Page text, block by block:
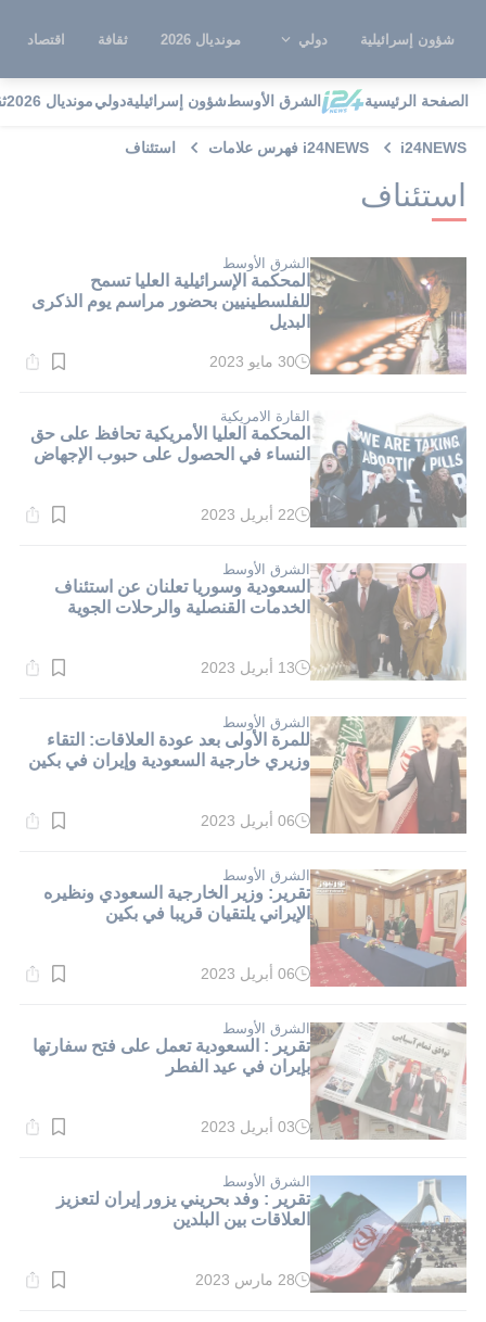
شؤون إسرائيلية دولي مونديال 2026 ثقافة اقتصاد
الصفحة الرئيسية الشرق الأوسطشؤون إسرائيليةدوليمونديال 2026
i24NEWS i24NEWS فهرس علامات استئناف
استئناف
الشرق الأوسط
المحكمة الإسرائيلية العليا تسمح
للفلسطينيين بحضور مراسم يوم الذكرى
البديل
وقت
دقيقة.
30 مايو 2023
القارة الامريكية
المحكمة العليا الأمريكية تحافظ على حق
النساء في الحصول على حبوب الإجهاض
وقت
دقيقة.
22 أبريل 2023
الشرق الأوسط
السعودية وسوريا تعلنان عن استئناف
الخدمات القنصلية والرحلات الجوية
وقت
دقيقة.
13 أبريل 2023
الشرق الأوسط
للمرة الأولى بعد عودة العلاقات: التقاء
وزيري خارجية السعودية وإيران في بكين
وقت
دقيقة.
06 أبريل 2023
الشرق الأوسط
تقرير: وزير الخارجية السعودي ونظيره
الإيراني يلتقيان قريبا في بكين
وقت
دقيقة.
06 أبريل 2023
الشرق الأوسط
تقرير : السعودية تعمل على فتح سفارتها
بإيران في عيد الفطر
وقت
دقيقة.
03 أبريل 2023
الشرق الأوسط
تقرير : وفد بحريني يزور إيران لتعزيز
العلاقات بين البلدين
وقت
28 مارس 2023